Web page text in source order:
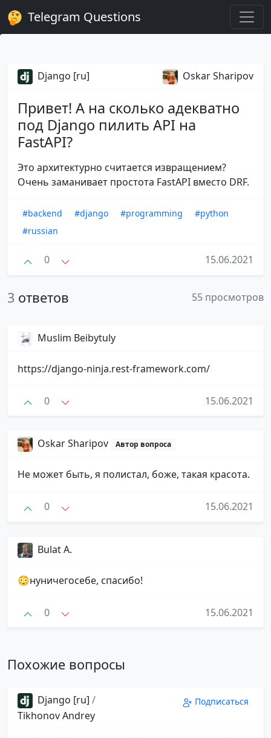
Telegram Questions
Django [ru] Oskar Sharipov
Привет! А на сколько адекватно
под Django пилить API на
FastAPI?
Это архитектурно считается извращением?
Очень заманивает простота FastAPI вместо DRF.
#backend #django #programming
#python
#russian
0 15.06.2021
3 ответов 55 просмотров
Muslim Beibytuly
https://django-ninja.rest-framework.com/
0 15.06.2021
Oskar Sharipov Автор вопроса
Не может быть, я полистал, боже, такая красота.
0 15.06.2021
Bulat A.
😳нуничегосебе, спасибо!
0 15.06.2021
Похожие вопросы
Django [ru] /
Tikhonov Andrey
Подписаться